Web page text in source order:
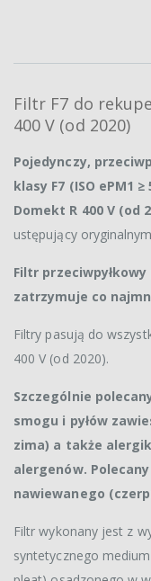
Filtr F7 do
400 V (od 2020)
Pojedynczy,
klasy F7 (ISO ePM1 ≥
Domekt R 400 V (od
ustępujący
Filtr przeciwpyłkowy
zatrzymuje co
Filtry pasują do
400 V (od 2020).
Szczególnie
smogu i pyłów
zima) a także
alergenów.
nawiewanego
Filtr wykonany jest z
syntetycznego